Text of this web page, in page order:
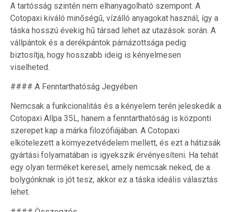
A tartósság szintén nem elhanyagolható szempont. A
Cotopaxi kiváló minőségű, vízálló anyagokat használ, így a
táska hosszú évekig hű társad lehet az utazások során. A
vállpántok és a derékpántok párnázottsága pedig
biztosítja, hogy hosszabb ideig is kényelmesen
viselheted.
#### A Fenntarthatóság Jegyében
Nemcsak a funkcionalitás és a kényelem terén jeleskedik a
Cotopaxi Allpa 35L, hanem a fenntarthatóság is központi
szerepet kap a márka filozófiájában. A Cotopaxi
elkötelezett a környezetvédelem mellett, és ezt a hátizsák
gyártási folyamatában is igyekszik érvényesíteni. Ha tehát
egy olyan terméket keresel, amely nemcsak neked, de a
bolygónknak is jót tesz, akkor ez a táska ideális választás
lehet.